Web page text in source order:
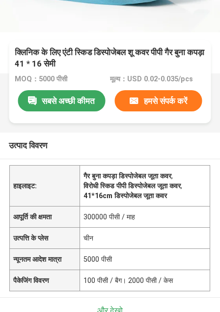
क्लिनिक के लिए एंटी स्किड डिस्पोजेबल शू कवर पीपी गैर बुना कपड़ा
41 * 16 सेमी
MOQ：5000 पीसी मूल्य：USD 0.02-0.035/pcs
सबसे अच्छी कीमत हमसे संपर्क करें
उत्पाद विवरण
हाइलाइट:
गैर बुना कपड़ा डिस्पोजेबल जूता कवर,
विरोधी स्किड पीपी डिस्पोजेबल जूता कवर,
41*16cm डिस्पोजेबल जूता कवर
आपूर्ति की क्षमता 300000 पीसी / माह
उत्पत्ति के प्लेस चीन
न्यूनतम आदेश मात्रा 5000 पीसी
पैकेजिंग विवरण 100 पीसी / बैग। 2000 पीसी / केस